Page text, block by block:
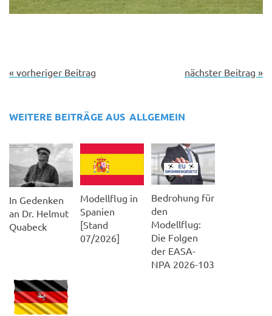
« vorheriger Beitrag nächster Beitrag »
WEITERE BEITRÄGE AUS ALLGEMEIN
In Gedenken
an Dr. Helmut
Quabeck
Modellflug in
Spanien
[Stand
07/2026]
Bedrohung für
den
Modellflug:
Die Folgen
der EASA-
NPA 2026-103